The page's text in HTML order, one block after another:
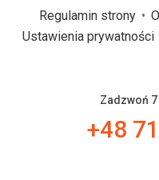
Regulamin strony
Ustawienia prywatności
Zadzwoń
+48